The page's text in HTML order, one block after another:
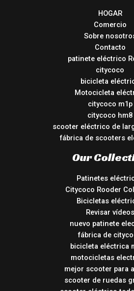
HOGAR
Comercio
Sobre
Contacto
patinete eléctrico
citycoco
bicicleta
Motocicleta
citycoco m1p
citycoco hm8
scooter eléctrico de
fábrica de scooters
Our
Patinetes
Citycoco Rooder
Bicicletas
Revisar vídeos
nuevo patinete
fábrica de
bicicleta eléctrica
motocicletas
mejor scooter para
scooter de ruedas